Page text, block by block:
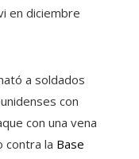
en diciembre
a soldados
con
con una vena
contra la Base